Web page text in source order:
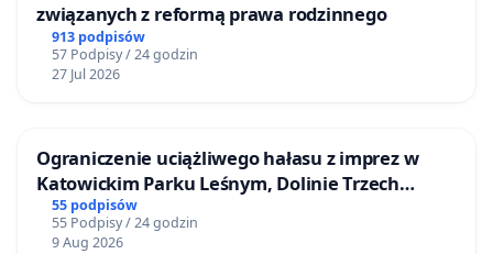
związanych z reformą prawa rodzinnego
913 podpisów
57 Podpisy / 24 godzin
27 Jul 2026
Ograniczenie uciążliwego hałasu z imprez w
Katowickim Parku Leśnym, Dolinie Trzech
Stawów i na Lotnisku Muchowiec
55 podpisów
55 Podpisy / 24 godzin
9 Aug 2026